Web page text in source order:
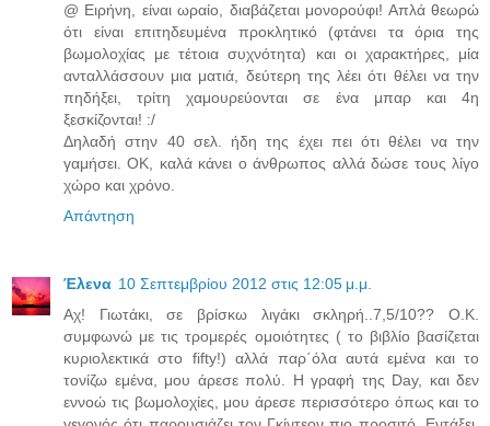
@ Ειρήνη, είναι ωραίο, διαβάζεται μονορούφι! Απλά θεωρώ
ότι είναι επιτηδευμένα προκλητικό (φτάνει τα όρια της
βωμολοχίας με τέτοια συχνότητα) και οι χαρακτήρες, μία
ανταλλάσσουν μια ματιά, δεύτερη της λέει ότι θέλει να την
πηδήξει, τρίτη χαμουρεύονται σε ένα μπαρ και 4η
ξεσκίζονται! :/
Δηλαδή στην 40 σελ. ήδη της έχει πει ότι θέλει να την
γαμήσει. ΟΚ, καλά κάνει ο άνθρωπος αλλά δώσε τους λίγο
χώρο και χρόνο.
Απάντηση
Έλενα 10 Σεπτεμβρίου 2012 στις 12:05 μ.μ.
Αχ! Γιωτάκι, σε βρίσκω λιγάκι σκληρή..7,5/10?? Ο.Κ.
συμφωνώ με τις τρομερές ομοιότητες ( το βιβλίο βασίζεται
κυριολεκτικά στο fifty!) αλλά παρ΄όλα αυτά εμένα και το
τονίζω εμένα, μου άρεσε πολύ. Η γραφή της Day, και δεν
εννοώ τις βωμολοχίες, μου άρεσε περισσότερο όπως και το